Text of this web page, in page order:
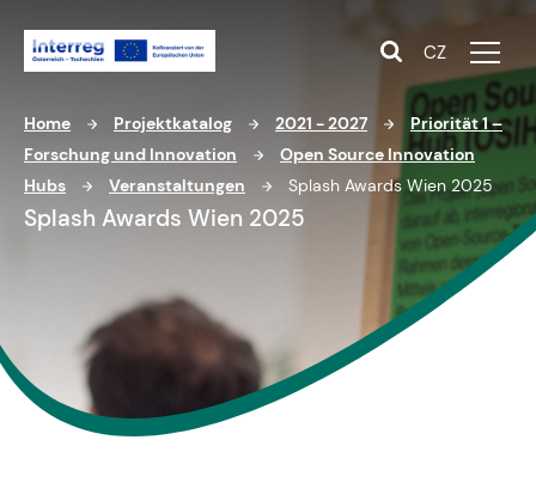
CZ
Home Projektkatalog 2021 - 2027
Priorität 1 –
Forschung und Innovation
Open Source Innovation
Hubs
Veranstaltungen Splash Awards Wien 2025
Splash Awards Wien 2025